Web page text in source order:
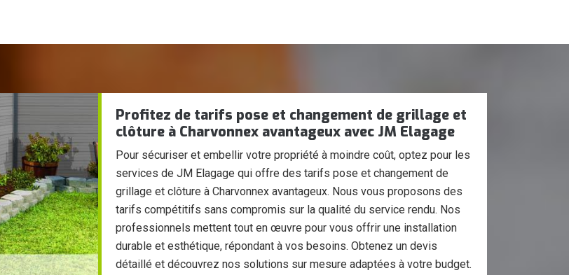
Profitez de tarifs pose et changement de grillage et
clôture à Charvonnex avantageux avec JM Elagage
Pour sécuriser et embellir votre propriété à moindre coût, optez pour les
services de JM Elagage qui offre des tarifs pose et changement de
grillage et clôture à Charvonnex avantageux. Nous vous proposons des
tarifs compétitifs sans compromis sur la qualité du service rendu. Nos
professionnels mettent tout en œuvre pour vous offrir une installation
durable et esthétique, répondant à vos besoins. Obtenez un devis
détaillé et découvrez nos solutions sur mesure adaptées à votre budget.